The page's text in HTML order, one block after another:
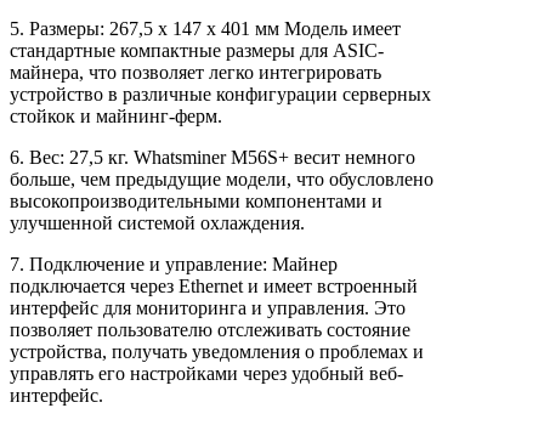
5. Размеры: 267,5 х 147 х 401 мм Модель имеет
стандартные компактные размеры для ASIC-
майнера, что позволяет легко интегрировать
устройство в различные конфигурации серверных
стойкок и майнинг-ферм.
6. Вес: 27,5 кг. Whatsminer M56S+ весит немного
больше, чем предыдущие модели, что обусловлено
высокопроизводительными компонентами и
улучшенной системой охлаждения.
7. Подключение и управление: Майнер
подключается через Ethernet и имеет встроенный
интерфейс для мониторинга и управления. Это
позволяет пользователю отслеживать состояние
устройства, получать уведомления о проблемах и
управлять его настройками через удобный веб-
интерфейс.